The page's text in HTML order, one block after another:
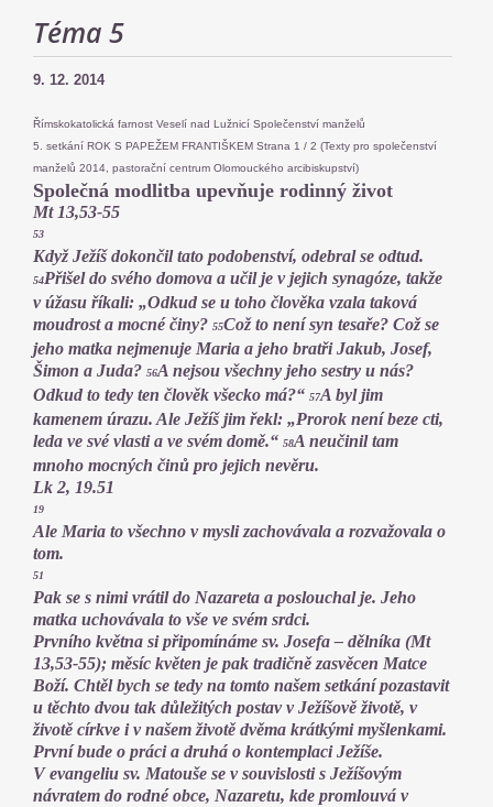
Téma 5
9. 12. 2014
Římskokatolická farnost Veselí nad Lužnicí Společenství manželů
5. setkání ROK S PAPEŽEM FRANTIŠKEM Strana 1 / 2 (Texty pro společenství
manželů 2014, pastorační centrum Olomouckého arcibiskupství)
Společná modlitba upevňuje rodinný život
Mt 13,53-55
53
Když Ježíš dokončil tato podobenství, odebral se odtud.
54Přišel do svého domova a učil je v jejich synagóze, takže
v úžasu říkali: „Odkud se u toho člověka vzala taková
moudrost a mocné činy? 55Což to není syn tesaře? Což se
jeho matka nejmenuje Maria a jeho bratři Jakub, Josef,
Šimon a Juda? 56A nejsou všechny jeho sestry u nás?
Odkud to tedy ten člověk všecko má?“ 57A byl jim
kamenem úrazu. Ale Ježíš jim řekl: „Prorok není beze cti,
leda ve své vlasti a ve svém domě.“ 58A neučinil tam
mnoho mocných činů pro jejich nevěru.
Lk 2, 19.51
19
Ale Maria to všechno v mysli zachovávala a rozvažovala o
tom.
51
Pak se s nimi vrátil do Nazareta a poslouchal je. Jeho
matka uchovávala to vše ve svém srdci.
Prvního května si připomínáme sv. Josefa – dělníka (Mt
13,53-55); měsíc květen je pak tradičně zasvěcen Matce
Boží. Chtěl bych se tedy na tomto našem setkání pozastavit
u těchto dvou tak důležitých postav v Ježíšově životě, v
životě církve i v našem životě dvěma krátkými myšlenkami.
První bude o práci a druhá o kontemplaci Ježíše.
V evangeliu sv. Matouše se v souvislosti s Ježíšovým
návratem do rodné obce, Nazaretu, kde promlouvá v